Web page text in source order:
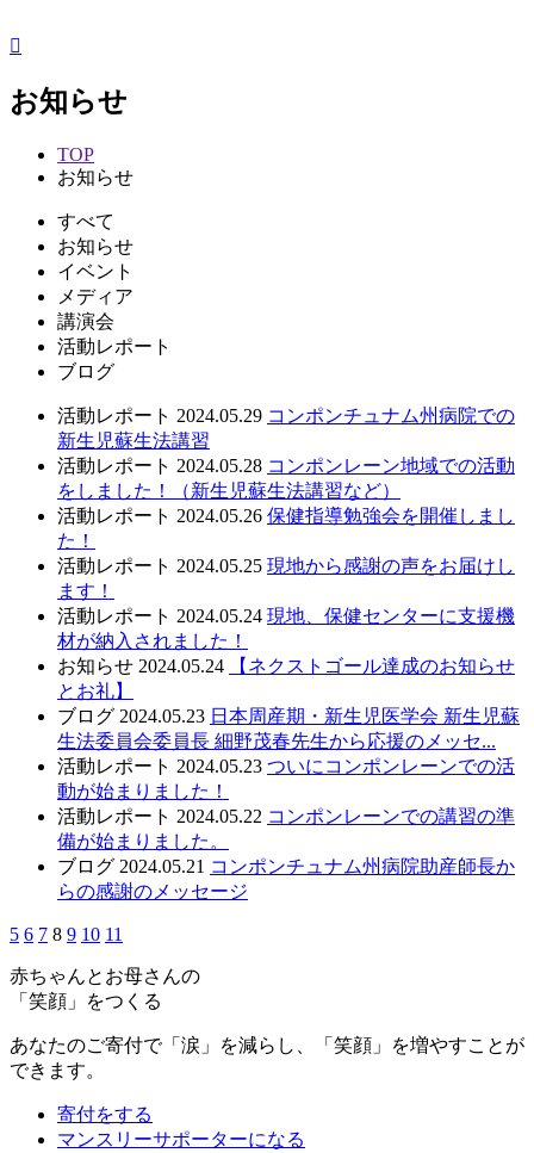
お知らせ
TOP
お知らせ
すべて
お知らせ
イベント
メディア
講演会
活動レポート
ブログ
活動レポート 2024.05.29 コンポンチュナム州病院での
新生児蘇生法講習
活動レポート 2024.05.28 コンポンレーン地域での活動
をしました！（新生児蘇生法講習など）
活動レポート 2024.05.26 保健指導勉強会を開催しまし
た！
活動レポート 2024.05.25 現地から感謝の声をお届けし
ます！
活動レポート 2024.05.24 現地、保健センターに支援機
材が納入されました！
お知らせ 2024.05.24
【ネクストゴール達成のお知らせ
とお礼】
ブログ 2024.05.23 日本周産期・新生児医学会 新生児蘇
生法委員会委員長 細野茂春先生から応援のメッセ...
活動レポート 2024.05.23 ついにコンポンレーンでの活
動が始まりました！
活動レポート 2024.05.22 コンポンレーンでの講習の準
備が始まりました。
ブログ 2024.05.21 コンポンチュナム州病院助産師長か
らの感謝のメッセージ
5 6 7 8 9 10 11
赤ちゃんとお母さんの
「笑顔」をつくる
あなたのご寄付で「涙」を減らし、「笑顔」を増やすことが
できます。
寄付をする
マンスリーサポーターになる